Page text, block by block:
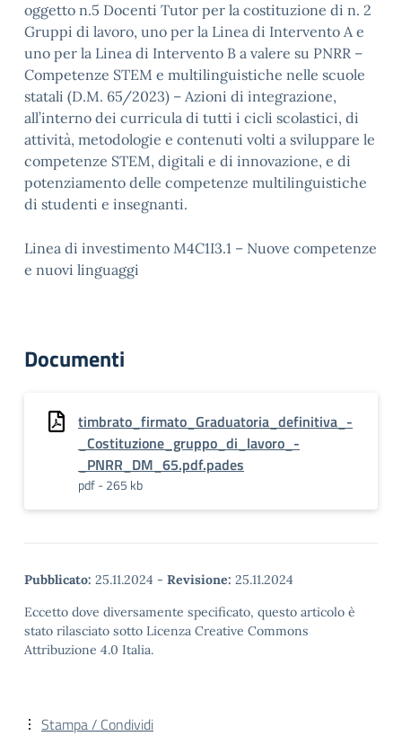
oggetto n.5 Docenti Tutor per la costituzione di n. 2
Gruppi di lavoro, uno per la Linea di Intervento A e
uno per la Linea di Intervento B a valere su PNRR –
Competenze STEM e multilinguistiche nelle scuole
statali (D.M. 65/2023) – Azioni di integrazione,
all’interno dei curricula di tutti i cicli scolastici, di
attività, metodologie e contenuti volti a sviluppare le
competenze STEM, digitali e di innovazione, e di
potenziamento delle competenze multilinguistiche
di studenti e insegnanti.
Linea di investimento M4C1I3.1 – Nuove competenze
e nuovi linguaggi
Documenti
timbrato_firmato_Graduatoria_definitiva_-
_Costituzione_gruppo_di_lavoro_-
_PNRR_DM_65.pdf.pades
pdf - 265 kb
Pubblicato: 25.11.2024 - Revisione: 25.11.2024
Eccetto dove diversamente specificato, questo articolo è
stato rilasciato sotto Licenza Creative Commons
Attribuzione 4.0 Italia.
Stampa / Condividi